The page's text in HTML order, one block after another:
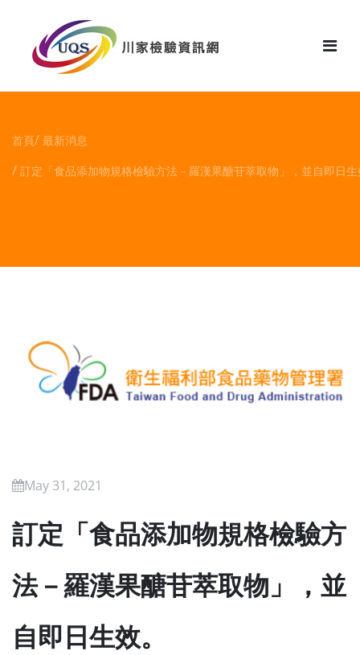
首頁 最新消息
訂定「食品添加物規格檢驗方法－羅漢果醣苷萃取物」，並自即日
May 31, 2021
訂定「食品添加物規格檢驗方
法－羅漢果醣苷萃取物」，並
自即日生效。